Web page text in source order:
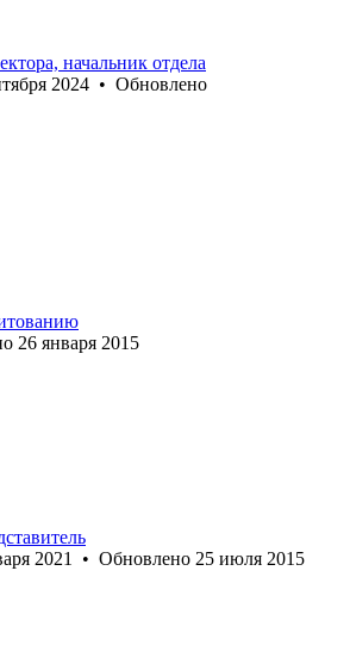
начальник отдела
2024 • Обновлено
26 января 2015
2021 • Обновлено 25 июля 2015